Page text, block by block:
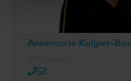
Annemarie Kuijper-Bos